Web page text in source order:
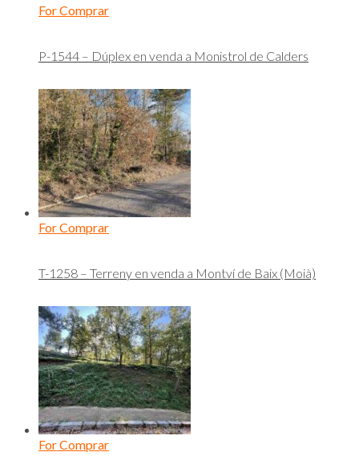
For Comprar
P-1544 – Dúplex en venda a Monistrol de Calders
For Comprar
T-1258 – Terreny en venda a Montví de Baix (Moià)
For Comprar